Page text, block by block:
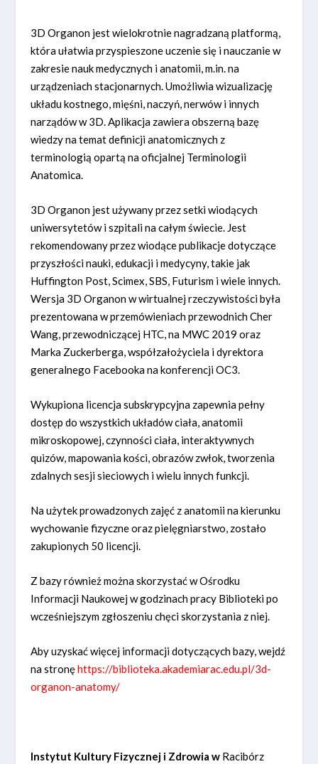
3D Organon jest wielokrotnie nagradzaną platformą,
która ułatwia przyspieszone uczenie się i nauczanie w
zakresie nauk medycznych i anatomii, m.in. na
urządzeniach stacjonarnych. Umożliwia wizualizację
układu kostnego, mięśni, naczyń, nerwów i innych
narządów w 3D. Aplikacja zawiera obszerną bazę
wiedzy na temat definicji anatomicznych z
terminologią opartą na oficjalnej Terminologii
Anatomica.
3D Organon jest używany przez setki wiodących
uniwersytetów i szpitali na całym świecie. Jest
rekomendowany przez wiodące publikacje dotyczące
przyszłości nauki, edukacji i medycyny, takie jak
Huffington Post, Scimex, SBS, Futurism i wiele innych.
Wersja 3D Organon w wirtualnej rzeczywistości była
prezentowana w przemówieniach przewodnich Cher
Wang, przewodniczącej HTC, na MWC 2019 oraz
Marka Zuckerberga, współzałożyciela i dyrektora
generalnego Facebooka na konferencji OC3.
Wykupiona licencja subskrypcyjna zapewnia pełny
dostęp do wszystkich układów ciała, anatomii
mikroskopowej, czynności ciała, interaktywnych
quizów, mapowania kości, obrazów zwłok, tworzenia
zdalnych sesji sieciowych i wielu innych funkcji.
Na użytek prowadzonych zajęć z anatomii na kierunku
wychowanie fizyczne oraz pielęgniarstwo, zostało
zakupionych 50 licencji.
Z bazy również można skorzystać w Ośrodku
Informacji Naukowej w godzinach pracy Biblioteki po
wcześniejszym zgłoszeniu chęci skorzystania z niej.
Aby uzyskać więcej informacji dotyczących bazy, wejdź
na stronęhttps://biblioteka.akademiarac.edu.pl/3d-
organon-anatomy/
Instytut Kultury Fizycznej i Zdrowia w Racibórz